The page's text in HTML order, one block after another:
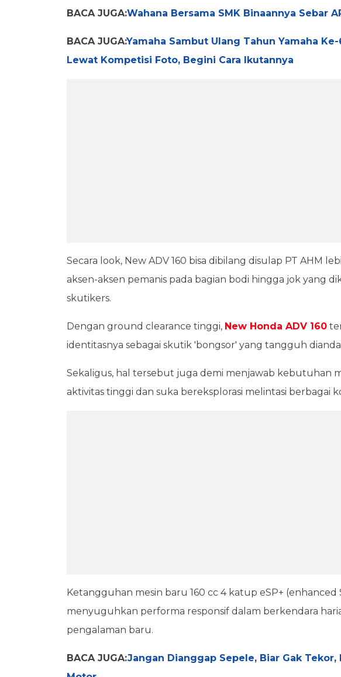
BACA JUGA:Wahana Bersama SMK Binaannya Sebar
BACA JUGA:Yamaha Sambut Ulang Tahun Yamaha
Lewat Kompetisi Foto, Begini Cara Ikutannya
Secara look, New ADV 160 bisa dibilang disulap PT AHM
aksen-aksen pemanis pada bagian bodi hingga jok yang
skutikers.
Dengan ground clearance tinggi, New Honda ADV 160
identitasnya sebagai skutik 'bongsor' yang tangguh
Sekaligus, hal tersebut juga demi menjawab kebutuhan
aktivitas tinggi dan suka bereksplorasi melintasi berbagai
Ketangguhan mesin baru 160 cc 4 katup eSP+
menyuguhkan performa responsif dalam berkendara
pengalaman baru.
BACA JUGA:Jangan Dianggap Sepele, Biar Gak